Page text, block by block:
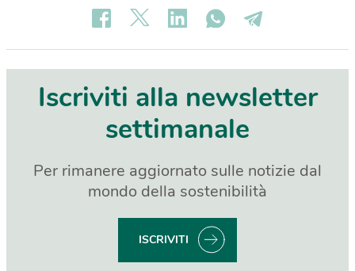
Iscriviti alla newsletter
settimanale
Per rimanere aggiornato sulle notizie dal
mondo della sostenibilità
ISCRIVITI